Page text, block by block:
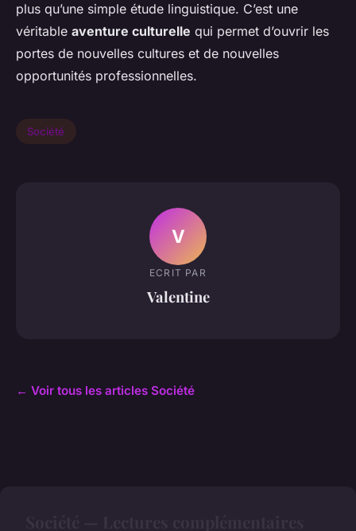
plus qu’une simple étude linguistique. C’est une
véritable aventure culturelle qui permet d’ouvrir les
portes de nouvelles cultures et de nouvelles
opportunités professionnelles.
Société
V
ECRIT PAR
Valentine
← Voir tous les articles Société